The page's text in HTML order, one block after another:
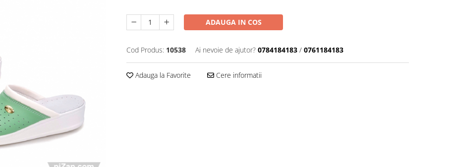
ADAUGA IN COS
Cod Produs: 10538 Ai nevoie de ajutor? 0784184183 / 0761184183
Adauga la Favorite Cere informatii